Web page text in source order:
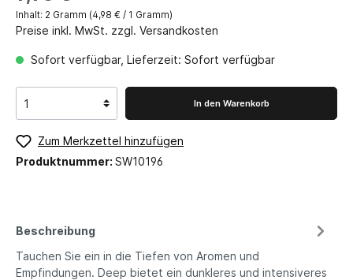
Inhalt: 2 Gramm (4,98 € / 1 Gramm)
Preise inkl. MwSt. zzgl. Versandkosten
Sofort verfügbar, Lieferzeit: Sofort verfügbar
In den Warenkorb
Zum Merkzettel hinzufügen
Produktnummer: SW10196
Beschreibung
Tauchen Sie ein in die Tiefen von Aromen und
Empfindungen. Deep bietet ein dunkleres und intensiveres